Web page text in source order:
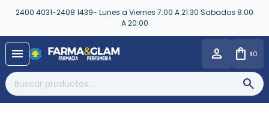
2400 4031-2408 1439- Lunes a Viernes 7:00 A 21:30 Sabados 8:00
A 20:00
menu $0